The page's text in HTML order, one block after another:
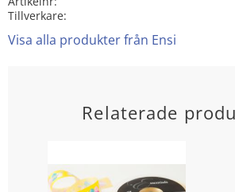
Tillverkare
Visa alla produkter från Ensi
Relaterade